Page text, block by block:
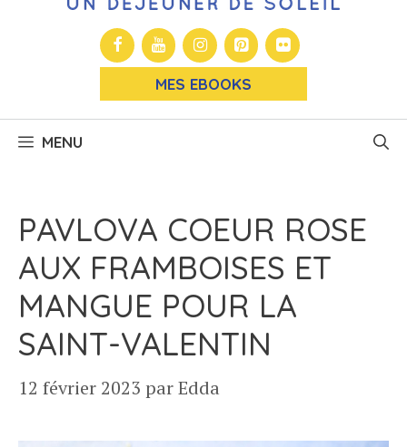
MES EBOOKS
MENU
PAVLOVA COEUR ROSE
AUX FRAMBOISES ET
MANGUE POUR LA
SAINT-VALENTIN
12 février 2023 parEdda